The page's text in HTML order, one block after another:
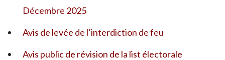
Décembre 2025
Avis de levée de l’interdiction de feu
Avis public de révision de la list électorale